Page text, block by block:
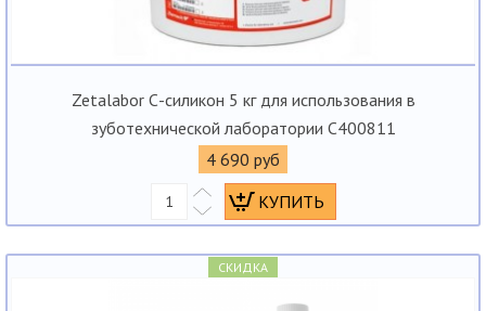
Zetalabor С-силикон 5 кг для использования в
зуботехнической лаборатории C400811
4 690 руб
СКИДКА